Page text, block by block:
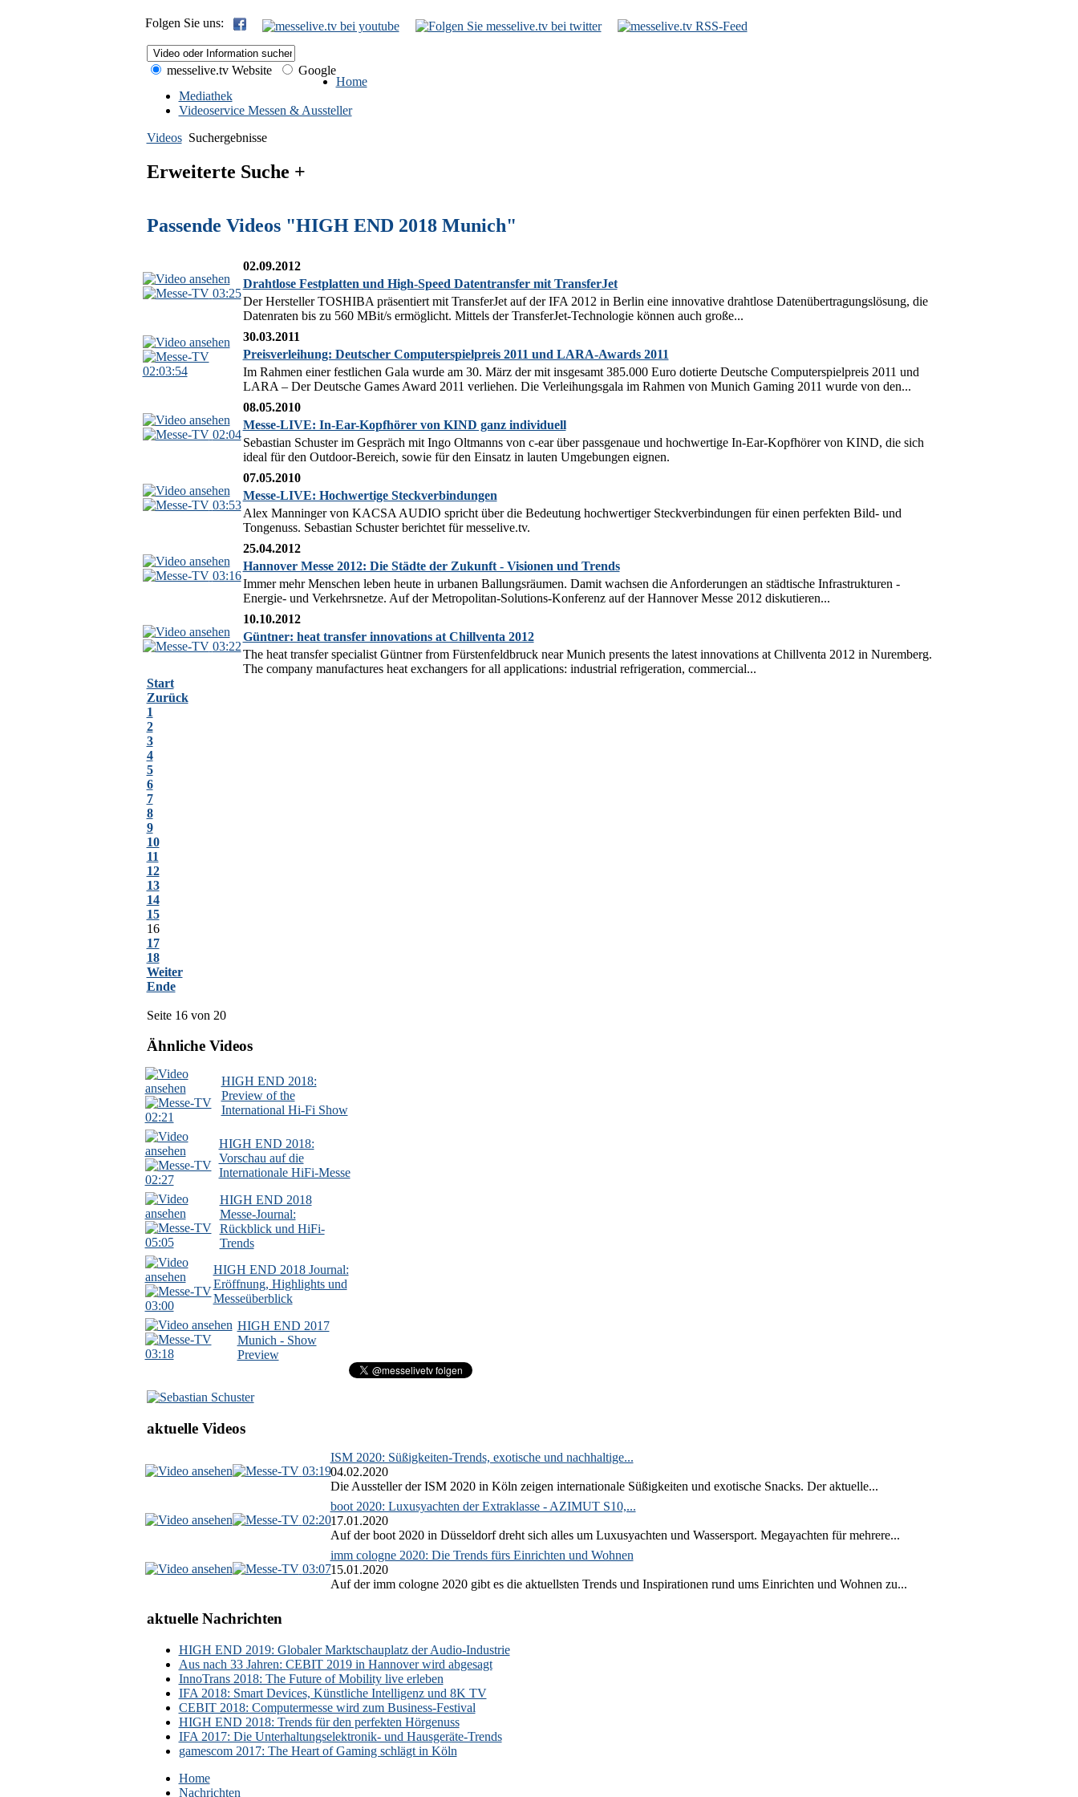
Folgen Sie uns:
messelive.tv Website
Google
Home
Mediathek
Videoservice Messen & Aussteller
Videos Suchergebnisse
Erweiterte Suche +
Passende Videos "HIGH END 2018 Munich"
03:25
02.09.2012
Drahtlose Festplatten und High-Speed Datentransfer mit TransferJet
Der Hersteller TOSHIBA präsentiert mit TransferJet auf der IFA 2012 in Berlin eine innovative drahtlose Datenübertragungslösung, die
Datenraten bis zu 560 MBit/s ermöglicht. Mittels der TransferJet-Technologie können auch große...
02:03:54
30.03.2011
Preisverleihung: Deutscher Computerspielpreis 2011 und LARA-Awards 2011
Im Rahmen einer festlichen Gala wurde am 30. März der mit insgesamt 385.000 Euro dotierte Deutsche Computerspielpreis 2011 und
LARA – Der Deutsche Games Award 2011 verliehen. Die Verleihungsgala im Rahmen von Munich Gaming 2011 wurde von den...
02:04
08.05.2010
Messe-LIVE: In-Ear-Kopfhörer von KIND ganz individuell
Sebastian Schuster im Gespräch mit Ingo Oltmanns von c-ear über passgenaue und hochwertige In-Ear-Kopfhörer von KIND, die sich
ideal für den Outdoor-Bereich, sowie für den Einsatz in lauten Umgebungen eignen.
03:53
07.05.2010
Messe-LIVE: Hochwertige Steckverbindungen
Alex Manninger von KACSA AUDIO spricht über die Bedeutung hochwertiger Steckverbindungen für einen perfekten Bild- und
Tongenuss. Sebastian Schuster berichtet für messelive.tv.
03:16
25.04.2012
Hannover Messe 2012: Die Städte der Zukunft - Visionen und Trends
Immer mehr Menschen leben heute in urbanen Ballungsräumen. Damit wachsen die Anforderungen an städtische Infrastrukturen -
Energie- und Verkehrsnetze. Auf der Metropolitan-Solutions-Konferenz auf der Hannover Messe 2012 diskutieren...
03:22
10.10.2012
Güntner: heat transfer innovations at Chillventa 2012
The heat transfer specialist Güntner from Fürstenfeldbruck near Munich presents the latest innovations at Chillventa 2012 in Nuremberg.
The company manufactures heat exchangers for all applications: industrial refrigeration, commercial...
Start
Zurück
1
2
3
4
5
6
7
8
9
10
11
12
13
14
15
16
17
18
Weiter
Ende
Seite 16 von 20
Ähnliche Videos
02:21
HIGH END 2018:
Preview of the
International Hi-Fi Show
02:27
HIGH END 2018:
Vorschau auf die
Internationale HiFi-Messe
05:05
HIGH END 2018
Messe-Journal:
Rückblick und HiFi-
Trends
03:00
HIGH END 2018 Journal:
Eröffnung, Highlights und
Messeüberblick
03:18
HIGH END 2017
Munich - Show
Preview
aktuelle Videos
03:19
ISM 2020: Süßigkeiten-Trends, exotische und nachhaltige...
04.02.2020
Die Aussteller der ISM 2020 in Köln zeigen internationale Süßigkeiten und exotische Snacks. Der aktuelle...
02:20
boot 2020: Luxusyachten der Extraklasse - AZIMUT S10,...
17.01.2020
Auf der boot 2020 in Düsseldorf dreht sich alles um Luxusyachten und Wassersport. Megayachten für mehrere...
03:07
imm cologne 2020: Die Trends fürs Einrichten und Wohnen
15.01.2020
Auf der imm cologne 2020 gibt es die aktuellsten Trends und Inspirationen rund ums Einrichten und Wohnen zu...
aktuelle Nachrichten
HIGH END 2019: Globaler Marktschauplatz der Audio-Industrie
Aus nach 33 Jahren: CEBIT 2019 in Hannover wird abgesagt
InnoTrans 2018: The Future of Mobility live erleben
IFA 2018: Smart Devices, Künstliche Intelligenz und 8K TV
CEBIT 2018: Computermesse wird zum Business-Festival
HIGH END 2018: Trends für den perfekten Hörgenuss
IFA 2017: Die Unterhaltungselektronik- und Hausgeräte-Trends
gamescom 2017: The Heart of Gaming schlägt in Köln
Home
Nachrichten